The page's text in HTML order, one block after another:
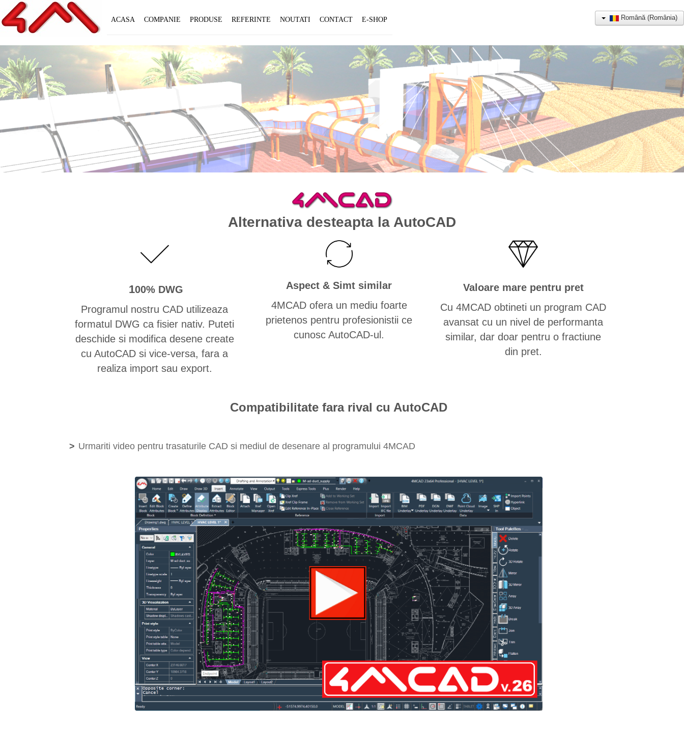
ACASA COMPANIE PRODUSE REFERINTE NOUTATI CONTACT E-SHOP Română (România)
Alternativa desteapta la AutoCAD
100% DWG
Programul nostru CAD utilizeaza
formatul DWG ca fisier nativ. Puteti
deschide si modifica desene create
cu AutoCAD si vice-versa, fara a
realiza import sau export.
Aspect & Simt similar
4MCAD ofera un mediu foarte
prietenos pentru profesionistii ce
cunosc AutoCAD-ul.
Valoare mare pentru pret
Cu 4MCAD obtineti un program CAD
avansat cu un nivel de performanta
similar, dar doar pentru o fractiune
din pret.
Compatibilitate fara rival cu AutoCAD
> Urmariti video pentru trasaturile CAD si mediul de desenare al programului 4MCAD